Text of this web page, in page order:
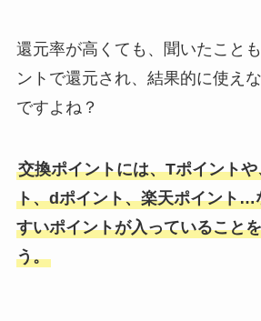
還元率が高くても、聞いたこと
ントで還元され、結果的に使え
ですよね？
交換ポイントには、Tポイント
ト、dポイント、楽天ポイント…
すいポイントが入っていること
う。